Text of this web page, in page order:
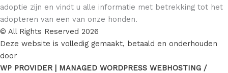
adoptie zijn en vindt u alle informatie met betrekking tot het
adopteren van een van onze honden.
© All Rights Reserved 2026
Deze website is volledig gemaakt, betaald en onderhouden
door
WP PROVIDER | MANAGED WORDPRESS WEBHOSTING /